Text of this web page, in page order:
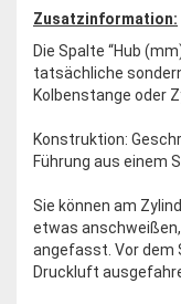
Zusatzinformation:
Die Spalte “Hub
tatsächliche
Kolbenstange oder
Konstruktion:
Führung aus einem
Sie können am
etwas
angefasst. Vor dem
Druckluft